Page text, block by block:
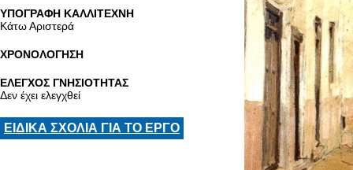
ΥΠΟΓΡΑΦΗ ΚΑΛΛΙΤΕΧΝΗ
Κάτω Αριστερά
ΧΡΟΝΟΛΟΓΗΣΗ
ΕΛΕΓΧΟΣ ΓΝΗΣΙΟΤΗΤΑΣ
Δεν έχει ελεγχθεί
ΕΙΔΙΚΑ ΣΧΟΛΙΑ ΓΙΑ ΤΟ ΕΡΓΟ